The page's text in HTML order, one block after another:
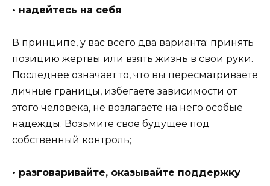
• надейтесь на себя
В принципе, у вас всего два варианта: принять
позицию жертвы или взять жизнь в свои руки.
Последнее означает то, что вы пересматриваете
личные границы, избегаете зависимости от
этого человека, не возлагаете на него особые
надежды. Возьмите свое будущее под
собственный контроль;
• разговаривайте, оказывайте поддержку